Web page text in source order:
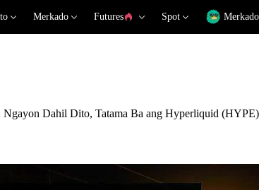
Merkado Futures Spot
Dahil Dito, Tatama Ba ang Hyperliquid